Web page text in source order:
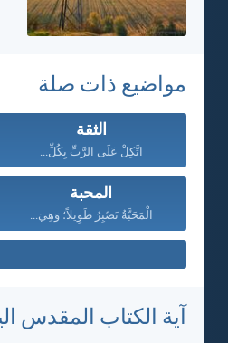
مواضيع ذات صلة
الثقة
اتَّكِلْ عَلَى الرَّبِّ بِكُلِّ...
المحبة
الْمَحَبَّةُ تَصْبِرُ طَوِيلاً؛ وَهِيَ...
آية الكتاب المقدس